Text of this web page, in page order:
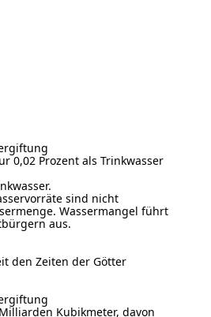
0,02 Prozent als Trinkwasser
sind nicht
Wassermangel führt
aus.
den Zeiten der Götter
Kubikmeter, davon